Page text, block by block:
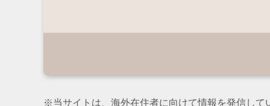
※当サイトは、海外在住者に向けて情報を発信して